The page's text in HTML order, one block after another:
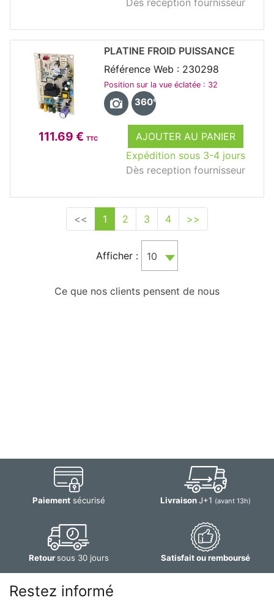
Dès reception fournisseur
111.69 € TTC
AJOUTER AU PANIER
Expédition sous 3-4 jours
Dès reception fournisseur
PLATINE FROID PUISSANCE
Référence Web : 230298
Position sur la vue éclatée : 32
360°
<< 1 2 3 4 >>
Afficher : 10
Ce que nos clients pensent de nous
Paiementsécurisé LivraisonJ+1 (avant 13h)
Retoursous 30 jours Satisfait ou remboursé
Restez informé